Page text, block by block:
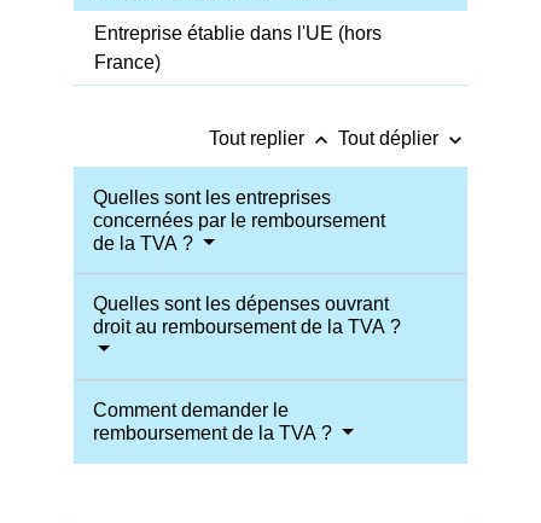
Entreprise établie dans l'UE (hors
France)
Tout replier keyboard_arrow_up Tout déplier keyboard_arrow_down
Quelles sont les entreprises
concernées par le remboursement
de la TVA ?
Quelles sont les dépenses ouvrant
droit au remboursement de la TVA ?
Comment demander le
remboursement de la TVA ?